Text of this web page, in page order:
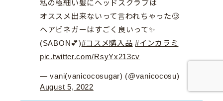
私の極細い髪にヘッドスクラブは
オススメ出来ないって言われちゃった🥲
ヘアビネガーはすごく良いって✨
(SABON💕)#コスメ購入品 #インカラミ
pic.twitter.com/RsyYx213cv
— vani(vanicocosugar) (@vanicocosu)
August 5, 2022